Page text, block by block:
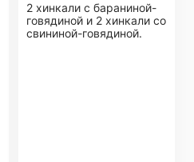
2 хинкали с бараниной-
говядиной и 2 хинкали со
свининой-говядиной.